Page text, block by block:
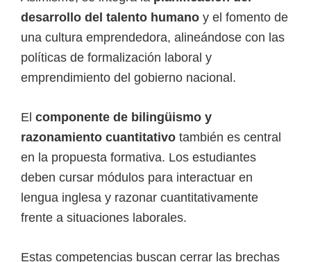
desarrollo del talento humano y el fomento de
una cultura emprendedora, alineándose con las
políticas de formalización laboral y
emprendimiento del gobierno nacional.
El componente de bilingüismo y
razonamiento cuantitativo también es central
en la propuesta formativa. Los estudiantes
deben cursar módulos para interactuar en
lengua inglesa y razonar cuantitativamente
frente a situaciones laborales.
Estas competencias buscan cerrar las brechas